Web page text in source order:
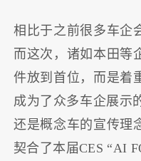
相比于之前很多车企
而这次，诸如本田等
件放到首位，而是着
成为了众多车企展示
还是概念车的宣传理
契合了本届CES “AI